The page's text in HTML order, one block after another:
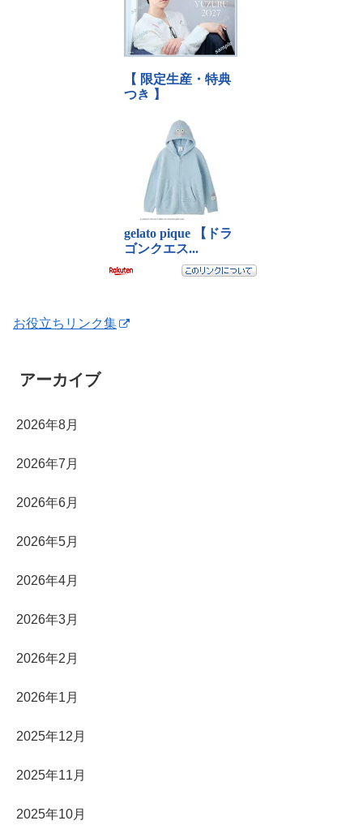
お役立ちリンク集
アーカイブ
2026年8月
2026年7月
2026年6月
2026年5月
2026年4月
2026年3月
2026年2月
2026年1月
2025年12月
2025年11月
2025年10月